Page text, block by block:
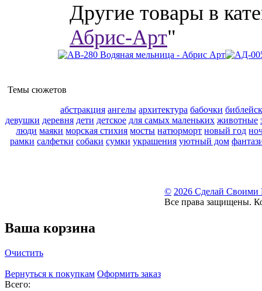
Другие товары в
Абрис-Арт"
Темы сюжетов
абстракция ангелы архитектура бабочки
девушки деревня дети детское для самых маленьких животные
люди маяки морская стихия мосты натюрморт новый год
рамки салфетки собаки сумки украшения уютный дом
© 2026 Сделай Своими
Все права защищены.
Ваша корзина
Очистить
Вернуться к покупкам Оформить заказ
Всего: